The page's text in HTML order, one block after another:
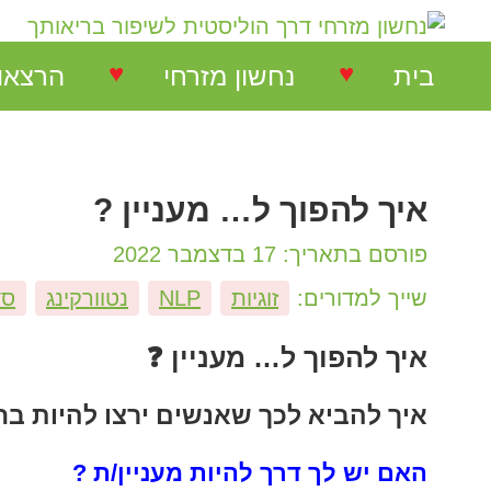
בית ♥ נחשון מזרחי
המלצות על הרצאות
המלצות על סדנאות
המלצות בתחום NLP
המלצות בתחום ריבלנסינג
♥
איך להפוך ל… מעניין ?
פורסם בתאריך: 17 בדצמבר 2022
שייך למדורים:
זוגיות NLP נטוורקינג
איך להפוך ל… מעניין ❓
איך להביא לכך שאנשים ירצו להיות
האם יש לך דרך להיות מעניין/ת ?